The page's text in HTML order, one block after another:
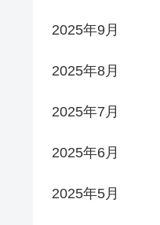
2025年9月
2025年8月
2025年7月
2025年6月
2025年5月